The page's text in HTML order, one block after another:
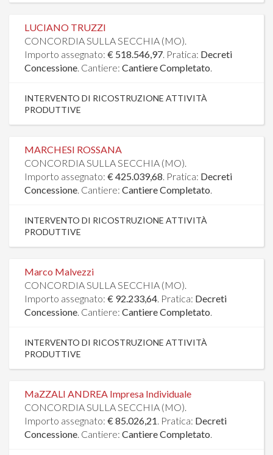
LUCIANO TRUZZI
CONCORDIA SULLA SECCHIA (MO).
Importo assegnato: € 518.546,97. Pratica: Decreti
Concessione. Cantiere: Cantiere Completato.
INTERVENTO DI RICOSTRUZIONE ATTIVITÀ
PRODUTTIVE
MARCHESI ROSSANA
CONCORDIA SULLA SECCHIA (MO).
Importo assegnato: € 425.039,68. Pratica: Decreti
Concessione. Cantiere: Cantiere Completato.
INTERVENTO DI RICOSTRUZIONE ATTIVITÀ
PRODUTTIVE
Marco Malvezzi
CONCORDIA SULLA SECCHIA (MO).
Importo assegnato: € 92.233,64. Pratica: Decreti
Concessione. Cantiere: Cantiere Completato.
INTERVENTO DI RICOSTRUZIONE ATTIVITÀ
PRODUTTIVE
MaZZALI ANDREA Impresa Individuale
CONCORDIA SULLA SECCHIA (MO).
Importo assegnato: € 85.026,21. Pratica: Decreti
Concessione. Cantiere: Cantiere Completato.